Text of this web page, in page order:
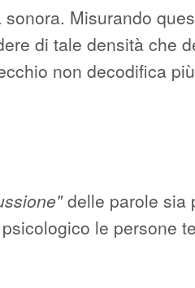
Misurando
di tale densità che
non decodifica
delle parole sia
le persone